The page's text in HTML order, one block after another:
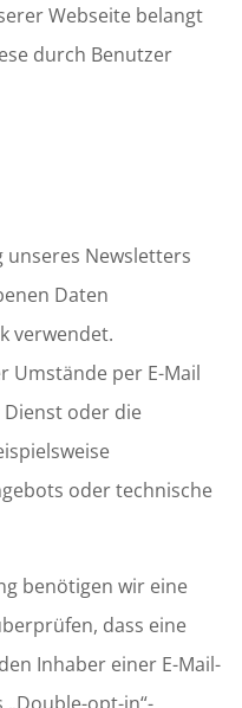
Webseite belangt
durch Benutzer
unseres Newsletters
Daten
verwendet.
Umstände per E-Mail
oder die
oder technische
benötigen wir eine
dass eine
Inhaber einer E-Mail-